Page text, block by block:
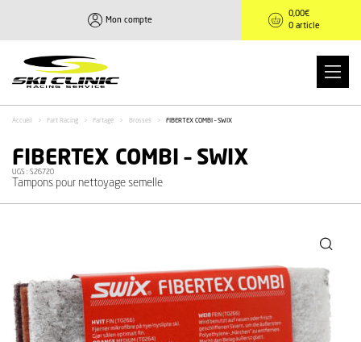
Accueil > Fart Racing > Fartage > Brosses > FIBERTEX COMBI – SWIX
FIBERTEX COMBI – SWIX
UGS : S26720
Tampons pour nettoyage semelle
Mon compte
0,00€
0 article